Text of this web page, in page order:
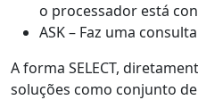
o processador está
ASK – Faz uma
A forma SELECT,
soluções como conjunto